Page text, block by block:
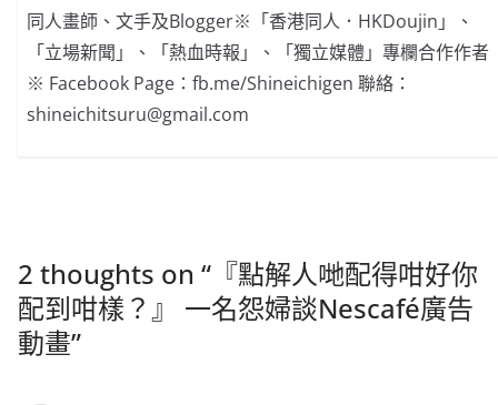
同人畫師、文手及Blogger※「香港同人．HKDoujin」、
「立場新聞」、「熱血時報」、「獨立媒體」專欄合作作者
※ Facebook Page：fb.me/Shineichigen 聯絡：
shineichitsuru@gmail.com
2 thoughts on “ 『點解人哋配得咁好你
配到咁樣？』 一名怨婦談Nescafé廣告
動畫”